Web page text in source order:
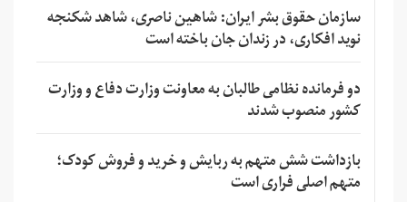
سازمان حقوق بشر ایران: شاهین ناصری، شاهد شکنجه
نوید افکاری، در زندان جان باخته است
دو فرمانده نظامی طالبان به معاونت وزارت دفاع و وزارت
کشور منصوب شدند
بازداشت شش متهم به ربایش و خرید و فروش کودک؛
متهم اصلی فراری است